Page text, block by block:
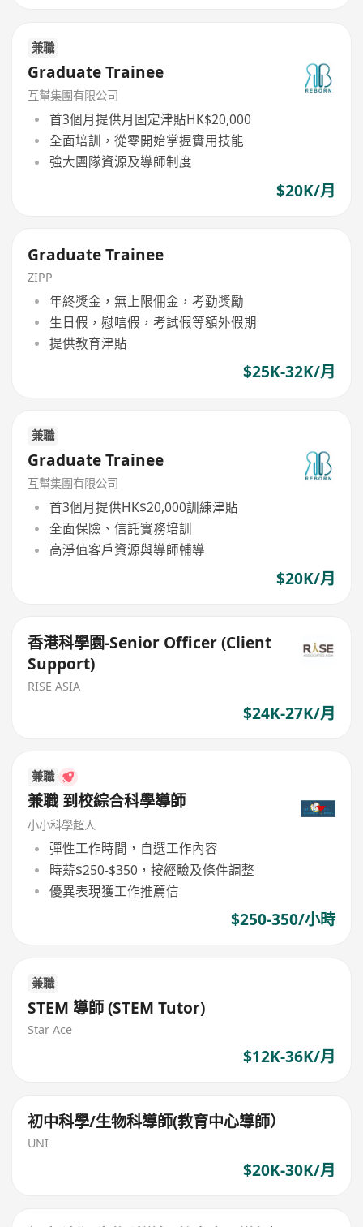
兼職
Graduate Trainee
互幫集團有限公司
首3個月提供月固定津貼HK$20,000
全面培訓，從零開始掌握實用技能
強大團隊資源及導師制度
$20K/月
Graduate Trainee
ZIPP
年終獎金，無上限佣金，考勤獎勵
生日假，慰唁假，考試假等額外假期
提供教育津貼
$25K-32K/月
兼職
Graduate Trainee
互幫集團有限公司
首3個月提供HK$20,000訓練津貼
全面保險、信託實務培訓
高淨值客戶資源與導師輔導
$20K/月
香港科學園-Senior Officer (Client
Support)
RISE ASIA
$24K-27K/月
兼職
兼職 到校綜合科學導師
小小科學超人
彈性工作時間，自選工作內容
時薪$250-$350，按經驗及條件調整
優異表現獲工作推薦信
$250-350/小時
兼職
STEM 導師 (STEM Tutor)
Star Ace
$12K-36K/月
初中科學/生物科導師(教育中心導師）
UNI
$20K-30K/月